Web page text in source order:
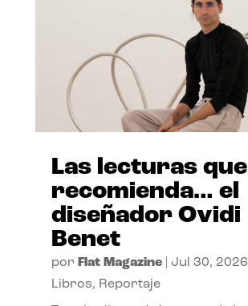
Las lecturas que
recomienda… el
diseñador Ovidi
Benet
por Flat Magazine| Jul 30, 2026
Libros, Reportaje